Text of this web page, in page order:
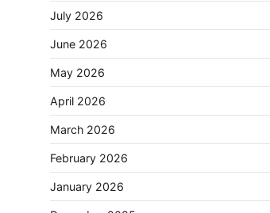
July 2026
June 2026
May 2026
April 2026
March 2026
February 2026
January 2026